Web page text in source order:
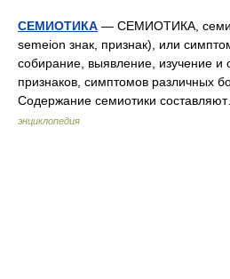
СЕМИОТИКА — СЕМИОТИКА,
semeion знак, признак), или
собирание, выявление, изучение и
признаков, симптомов различных
Содержание семиотики
энциклопедия